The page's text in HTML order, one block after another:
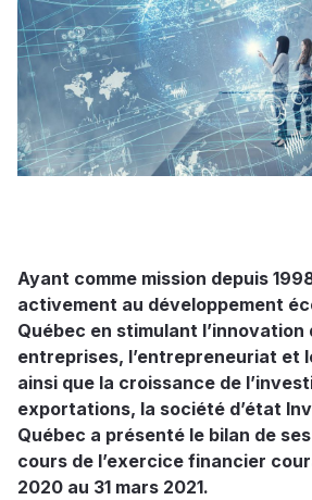
Ayant comme mission depuis
activement au développement
Québec en stimulant l’innovation
entreprises, l’entrepreneuriat et
ainsi que la croissance de
exportations, la société d’état
Québec a présenté le bilan de
cours de l’exercice financier
2020 au 31 mars 2021.